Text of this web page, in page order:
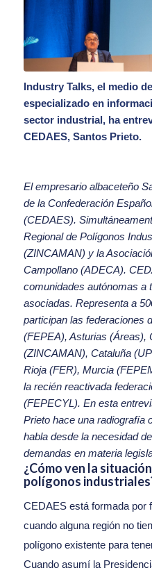
Industry Talks, el medio
especializado en
sector industrial, ha
CEDAES, Santos Prieto.
El empresario albaceteño
de la Confederación
(CEDAES).
Regional de Polígonos
(ZINCAMAN) y la
Campollano (ADECA).
comunidades autónomas a
asociadas. Representa a
participan las federaciones
(FEPEA), Asturias (Áreas),
(ZINCAMAN), Cataluña
Rioja (FER), Murcia
la recién reactivada
(FEPECYL). En esta
Prieto hace una radiografía
habla desde la necesidad
demandas en materia
¿Cómo ven la
polígonos
CEDAES está formada por
cuando alguna región no
polígono existente para
Cuando asumí la